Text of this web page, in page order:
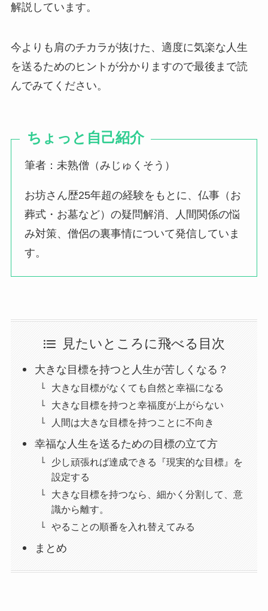
解説しています。
今よりも肩のチカラが抜けた、適度に気楽な人生
を送るためのヒントが分かりますので最後まで読
んでみてください。
ちょっと自己紹介
筆者：未熟僧（みじゅくそう）
お坊さん歴25年超の経験をもとに、仏事（お
葬式・お墓など）の疑問解消、人間関係の悩
み対策、僧侶の裏事情について発信していま
す。
見たいところに飛べる目次
大きな目標を持つと人生が苦しくなる？
大きな目標がなくても自然と幸福になる
大きな目標を持つと幸福度が上がらない
人間は大きな目標を持つことに不向き
幸福な人生を送るための目標の立て方
少し頑張れば達成できる『現実的な目標』を
設定する
大きな目標を持つなら、細かく分割して、意
識から離す。
やることの順番を入れ替えてみる
まとめ